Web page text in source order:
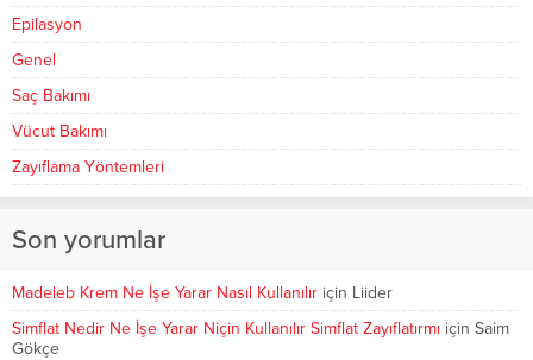
Epilasyon
Genel
Saç Bakımı
Vücut Bakımı
Zayıflama Yöntemleri
Son yorumlar
Madeleb Krem Ne İşe Yarar Nasıl Kullanılır için Liider
Simflat Nedir Ne İşe Yarar Niçin Kullanılır Simflat Zayıflatırmı için Saim
Gökçe